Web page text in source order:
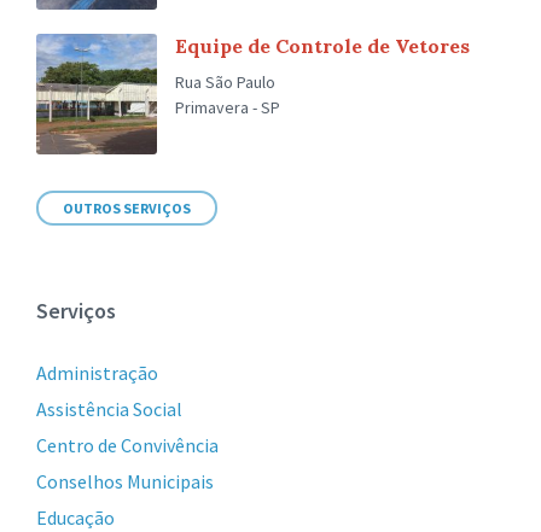
Equipe de Controle de Vetores
Rua São Paulo
Primavera - SP
OUTROS SERVIÇOS
Serviços
Administração
Assistência Social
Centro de Convivência
Conselhos Municipais
Educação